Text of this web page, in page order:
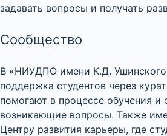
задавать вопросы и получать
Сообщество
В «НИУДПО имени К.Д.
поддержка студентов через
помогают в процессе обучения и
возникающие вопросы. Также
Центру развития карьеры, где